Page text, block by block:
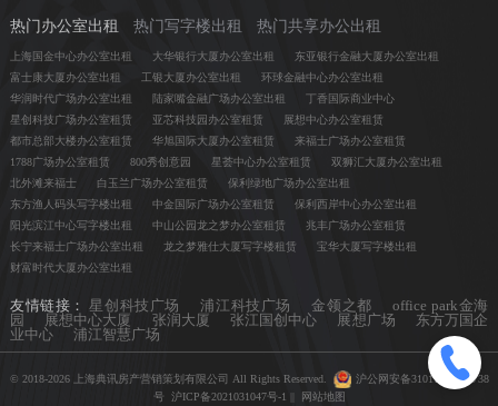
热门办公室出租 热门写字楼出租 热门共享办公出租
上海国金中心办公室出租 大华银行大厦办公室出租
东亚银行金融大厦办公室出租
富士康大厦办公室出租
工银大厦办公室出租
环球金融中心办公室出租
华润时代广场办公室出租
陆家嘴金融广场办公室出租
丁香国际商业中心
星创科技广场办公室租赁
亚芯科技园办公室租赁
展想中心办公室租赁
都市总部大楼办公室租赁
华旭国际大厦办公室租赁
来福士广场办公室租赁
1788广场办公室租赁
800秀创意园 星荟中心办公室租赁
双狮汇大厦办公室出租
北外滩来福士
白玉兰广场办公室租赁
保利绿地广场办公室出租
东方渔人码头写字楼出租
中金国际广场办公室租赁
保利西岸中心办公室出租
阳光滨江中心写字楼出租
中山公园龙之梦办公室租赁
兆丰广场办公室租赁
长宁来福士广场办公室出租
龙之梦雅仕大厦写字楼租赁
宝华大厦写字楼出租
财富时代大厦办公室出租
友情链接：星创科技广场 浦江科技广场 金领之都
office park金海
园
展想中心大厦 张润大厦 张江国创中心 展想广场
东方万国企
业中心
浦江智慧广场
© 2018-2026 上海典讯房产营销策划有限公司 All Rights Reserved.
沪公网安备31011502404738
号
沪ICP备2021031047号-1 网站地图